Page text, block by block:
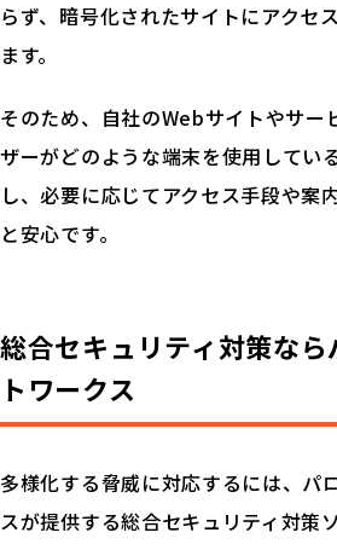
らず、暗号化されたサイトにアクセ
ます。
そのため、自社のWebサイトやサー
ザーがどのような端末を使用してい
し、必要に応じてアクセス手段や案
と安心です。
総合セキュリティ対策なら
トワークス
多様化する脅威に対応するには、パ
スが提供する総合セキュリティ対策